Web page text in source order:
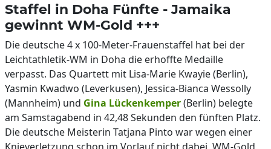
Staffel in Doha Fünfte - Jamaika
gewinnt WM-Gold +++
Die deutsche 4 x 100-Meter-Frauenstaffel hat bei der
Leichtathletik-WM in Doha die erhoffte Medaille
verpasst. Das Quartett mit Lisa-Marie Kwayie (Berlin),
Yasmin Kwadwo (Leverkusen), Jessica-Bianca Wessolly
(Mannheim) und Gina Lückenkemper(Berlin) belegte
am Samstagabend in 42,48 Sekunden den fünften Platz.
Die deutsche Meisterin Tatjana Pinto war wegen einer